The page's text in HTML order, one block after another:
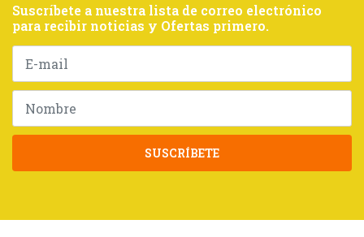
Suscríbete a nuestra lista de correo electrónico
para recibir noticias y Ofertas primero.
SUSCRÍBETE